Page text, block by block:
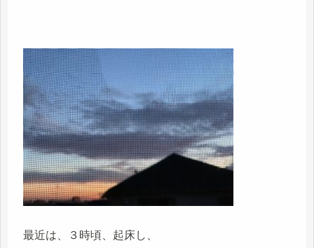
最近は、３時頃、起床し、